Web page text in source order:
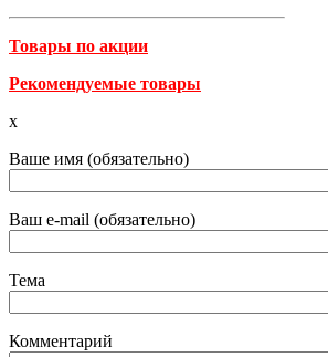
Товары по акции
Рекомендуемые товары
x
Ваше имя (обязательно)
Ваш e-mail (обязательно)
Тема
Комментарий